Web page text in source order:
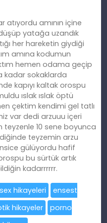
atıyordu amının içine
yatağa uzandık
her hareketin giydiği
amına kodumun
hemen odama geçip
kadar sokaklarda
kapıyı kaltak orospu
ıslak ıslak öptü
çektim kendimi gel tatlı
var dedi arzuuu içeri
10 sene boyunca
teyzemin arzu
gülüyordu hafif
bu sürtük artık
kadarrrrrr.
hikayeleri
ensest
hikayeler
porno